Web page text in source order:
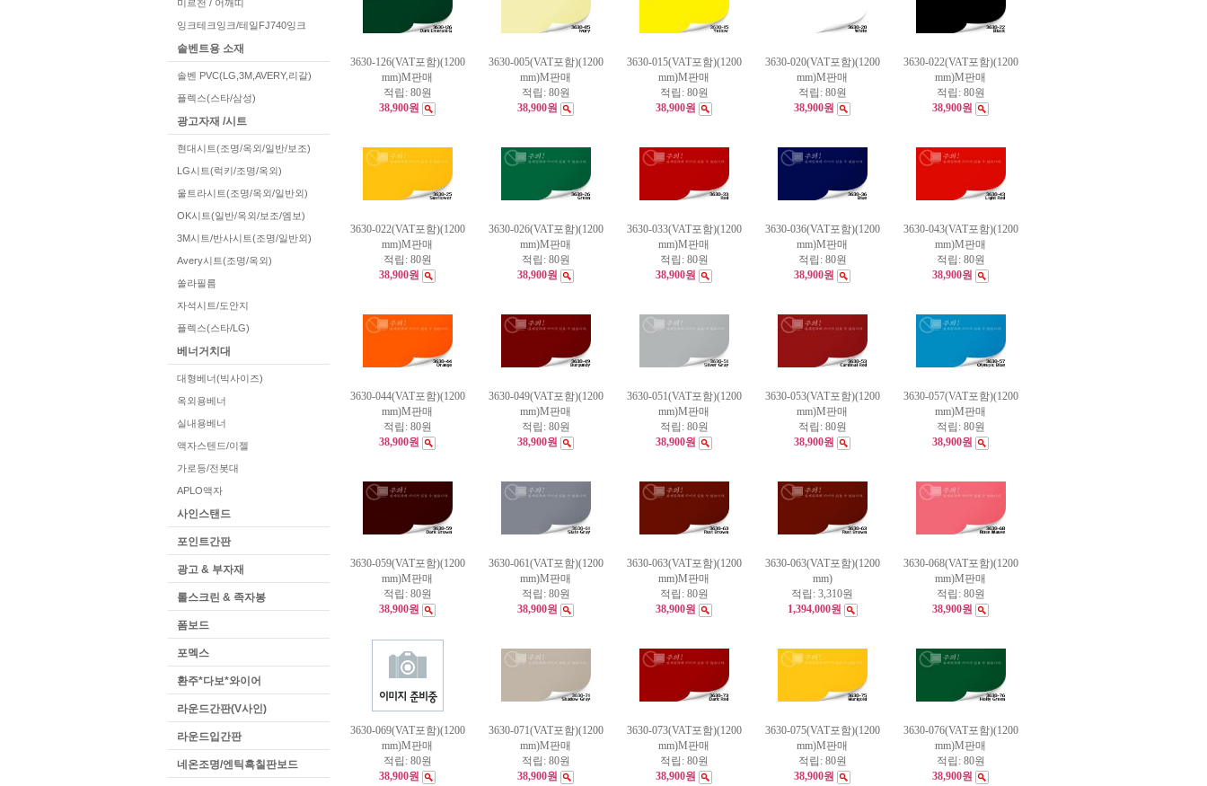
미르천 / 어깨띠
잉크테크잉크/테일FJ740잉크
솔벤트용 소재
솔벤 PVC(LG,3M,AVERY,리갈)
플렉스(스타/삼성)
광고자재 /시트
현대시트(조명/옥외/일반/보조)
LG시트(럭키/조명/옥외)
울트라시트(조명/옥외/일반외)
OK시트(일반/옥외/보조/엠보)
3M시트/반사시트(조명/일반외)
Avery시트(조명/옥외)
쏠라필름
자석시트/도안지
플렉스(스타/LG)
베너거치대
대형베너(빅사이즈)
옥외용베너
실내용베너
액자스텐드/이젤
가로등/전봇대
APLO액자
사인스탠드
포인트간판
광고 & 부자재
롤스크린 & 족자봉
폼보드
포멕스
환주*다보*와이어
라운드간판(V사인)
라운드입간판
네온조명/엔틱흑칠판보드
3630-126(VAT포함)(1200
mm)M판매
적립: 80원
38,900원
3630-005(VAT포함)(1200
mm)M판매
적립: 80원
38,900원
3630-015(VAT포함)(1200
mm)M판매
적립: 80원
38,900원
3630-020(VAT포함)(1200
mm)M판매
적립: 80원
38,900원
3630-022(VAT포함)(1200
mm)M판매
적립: 80원
38,900원
3630-022(VAT포함)(1200
mm)M판매
적립: 80원
38,900원
3630-026(VAT포함)(1200
mm)M판매
적립: 80원
38,900원
3630-033(VAT포함)(1200
mm)M판매
적립: 80원
38,900원
3630-036(VAT포함)(1200
mm)M판매
적립: 80원
38,900원
3630-043(VAT포함)(1200
mm)M판매
적립: 80원
38,900원
3630-044(VAT포함)(1200
mm)M판매
적립: 80원
38,900원
3630-049(VAT포함)(1200
mm)M판매
적립: 80원
38,900원
3630-051(VAT포함)(1200
mm)M판매
적립: 80원
38,900원
3630-053(VAT포함)(1200
mm)M판매
적립: 80원
38,900원
3630-057(VAT포함)(1200
mm)M판매
적립: 80원
38,900원
3630-059(VAT포함)(1200
mm)M판매
적립: 80원
38,900원
3630-061(VAT포함)(1200
mm)M판매
적립: 80원
38,900원
3630-063(VAT포함)(1200
mm)M판매
적립: 80원
38,900원
3630-063(VAT포함)(1200
mm)
적립: 3,310원
1,394,000원
3630-068(VAT포함)(1200
mm)M판매
적립: 80원
38,900원
3630-069(VAT포함)(1200
mm)M판매
적립: 80원
38,900원
3630-071(VAT포함)(1200
mm)M판매
적립: 80원
38,900원
3630-073(VAT포함)(1200
mm)M판매
적립: 80원
38,900원
3630-075(VAT포함)(1200
mm)M판매
적립: 80원
38,900원
3630-076(VAT포함)(1200
mm)M판매
적립: 80원
38,900원